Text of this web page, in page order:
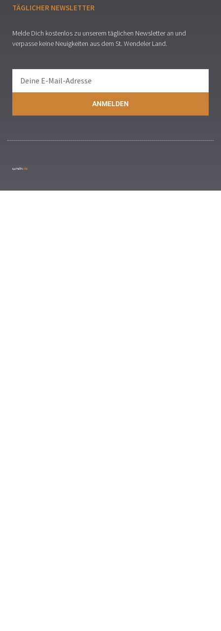
TÄGLICHER NEWSLETTER
Melde Dich kostenlos zu unserem täglichen Newsletter an und
verpasse keine Neuigkeiten aus dem St. Wendeler Land.
ANMELDEN